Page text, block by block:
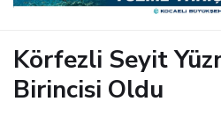
Körfezli Seyit
Birincisi Oldu